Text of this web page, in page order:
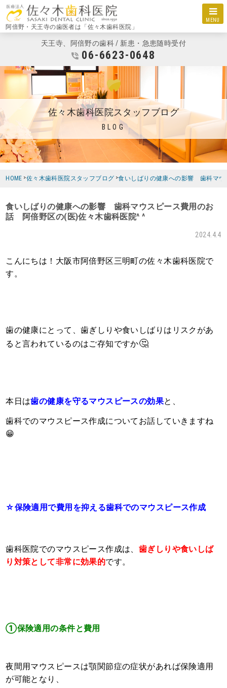
阿倍野・天王寺の歯医者は「佐々木歯科医院」
MENU
天王寺、阿倍野の歯科 / 新患・急患随時受付
06-6623-0648
佐々木歯科医院スタッフブログ
BLOG
HOME 佐々木歯科医院スタッフブログ 食いしばりの健康への影響 歯科マ
食いしばりの健康への影響 歯科マウスピース費用のお
話 阿倍野区の(医)佐々木歯科医院^ ^
2024.4.4
こんにちは！大阪市阿倍野区三明町の佐々木歯科医院で
す。
歯の健康にとって、歯ぎしりや食いしばりはリスクがあ
ると言われているのはご存知ですか🤔
本日は歯の健康を守るマウスピースの効果と、
歯科でのマウスピース作成についてお話していきますね
😁
☆保険適用で費用を抑える歯科でのマウスピース作成
歯科医院でのマウスピース作成は、 歯ぎしりや食いしば
り対策として非常に効果的です。
①保険適用の条件と費用
夜間用マウスピースは顎関節症の症状があれば保険適用
が可能となり、